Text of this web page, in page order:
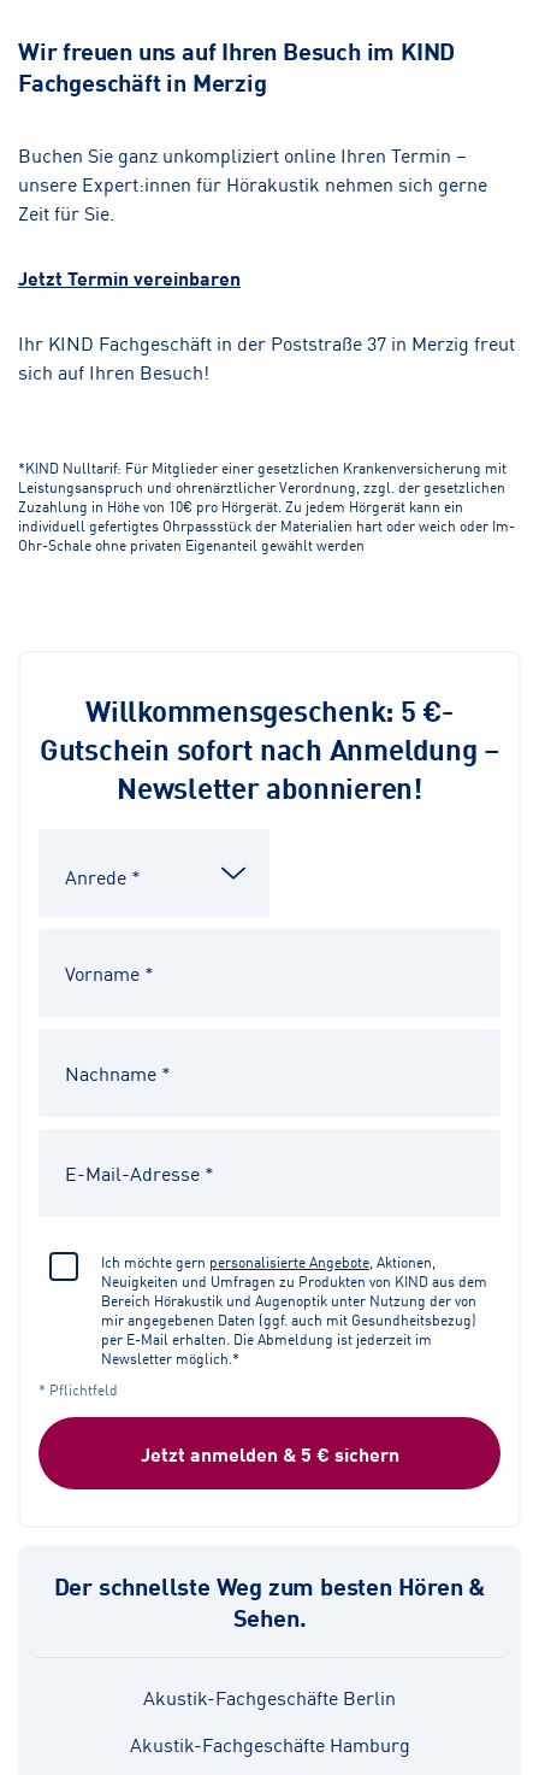
Wir freuen uns auf Ihren Besuch im KIND
Fachgeschäft in Merzig
Buchen Sie ganz unkompliziert online Ihren Termin –
unsere Expert:innen für Hörakustik nehmen sich gerne
Zeit für Sie.
Jetzt Termin vereinbaren
Ihr KIND Fachgeschäft in der Poststraße 37 in Merzig freut
sich auf Ihren Besuch!
*KIND Nulltarif: Für Mitglieder einer gesetzlichen Krankenversicherung mit
Leistungsanspruch und ohrenärztlicher Verordnung, zzgl. der gesetzlichen
Zuzahlung in Höhe von 10€ pro Hörgerät. Zu jedem Hörgerät kann ein
individuell gefertigtes Ohrpassstück der Materialien hart oder weich oder Im-
Ohr-Schale ohne privaten Eigenanteil gewählt werden
Willkommensgeschenk: 5 €-
Gutschein sofort nach Anmeldung –
Newsletter abonnieren!
Ich möchte gern personalisierte Angebote , Aktionen,
Neuigkeiten und Umfragen zu Produkten von KIND aus dem
Bereich Hörakustik und Augenoptik unter Nutzung der von
mir angegebenen Daten (ggf. auch mit Gesundheitsbezug)
per E-Mail erhalten. Die Abmeldung ist jederzeit im
Newsletter möglich.*
* Pflichtfeld
Jetzt anmelden & 5 € sichern
Der schnellste Weg zum besten Hören &
Sehen.
Akustik-Fachgeschäfte Berlin
Akustik-Fachgeschäfte Hamburg